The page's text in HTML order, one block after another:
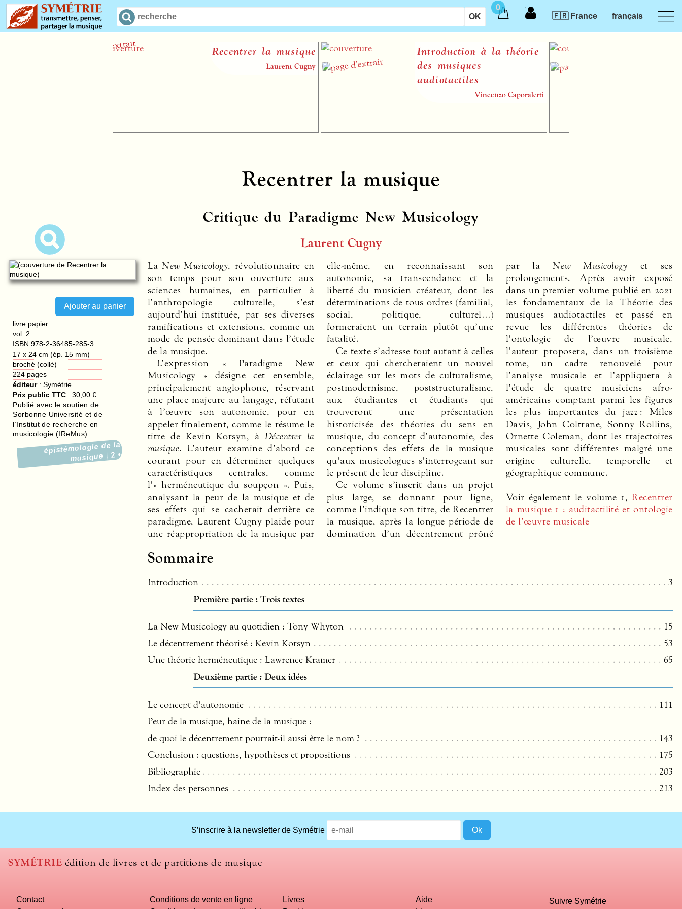
0
🇫🇷 France
français
Recentrer la musique
Laurent Cugny
Introduction à la théorie
des musiques
audiotactiles
Vincenzo Caporaletti
Recentrer la musique
Critique du Paradigme New Musicology
Laurent Cugny
livre papier
vol. 2
ISBN 978-2-36485-285-3
17 x 24 cm (ép. 15 mm)
broché (collé)
224 pages
éditeur:Symétrie
Prix public TTC :30,00 €
Publié avec le soutien de
Sorbonne Université et de
l’Institut de recherche en
musicologie (IReMus)
épistémologie de la
musique 2
LaNew Musicology, révolutionnaire en
son temps pour son ouverture aux
sciences humaines, en particulier à
l’anthropologie culturelle, s’est
aujourd’hui instituée, par ses diverses
ramifications et extensions, comme un
mode de pensée dominant dans l’étude
de la musique.
L’expression « Paradigme New
Musicology » désigne cet ensemble,
principalement anglophone, réservant
une place majeure au langage, réfutant
à l’œuvre son autonomie, pour en
appeler finalement, comme le résume le
titre de Kevin Korsyn, à Décentrer la
musique. L’auteur examine d’abord ce
courant pour en déterminer quelques
caractéristiques centrales, comme
l’« herméneutique du soupçon ». Puis,
analysant la peur de la musique et de
ses effets qui se cacherait derrière ce
paradigme, Laurent Cugny plaide pour
une réappropriation de la musique par
elle-même, en reconnaissant son
autonomie, sa transcendance et la
liberté du musicien créateur, dont les
déterminations de tous ordres (familial,
social, politique, culturel…)
formeraient un terrain plutôt qu’une
fatalité.
Ce texte s’adresse tout autant à celles
et ceux qui chercheraient un nouvel
éclairage sur les mots de culturalisme,
postmodernisme, poststructuralisme,
aux étudiantes et étudiants qui
trouveront une présentation
historicisée des théories du sens en
musique, du concept d’autonomie, des
conceptions des effets de la musique
qu’aux musicologues s’interrogeant sur
le présent de leur discipline.
Ce volume s’inscrit dans un projet
plus large, se donnant pour ligne,
comme l’indique son titre, de Recentrer
la musique, après la longue période de
domination d’un décentrement prôné
par laNew Musicology et ses
prolongements. Après avoir exposé
dans un premier volume publié en 2021
les fondamentaux de la Théorie des
musiques audiotactiles et passé en
revue les différentes théories de
l’ontologie de l’œuvre musicale,
l’auteur proposera, dans un troisième
tome, un cadre renouvelé pour
l’analyse musicale et l’appliquera à
l’étude de quatre musiciens afro-
américains comptant parmi les figures
les plus importantes du jazz : Miles
Davis, John Coltrane, Sonny Rollins,
Ornette Coleman, dont les trajectoires
musicales sont différentes malgré une
origine culturelle, temporelle et
géographique commune.
Voir également le volume 1,Recentrer
la musique 1 : auditactilité et ontologie
de l’œuvre musicale
Sommaire
Introduction
3
Première partie : Trois textes
La New Musicology au quotidien : Tony Whyton
15
Le décentrement théorisé : Kevin Korsyn
53
Une théorie herméneutique : Lawrence Kramer
65
Deuxième partie : Deux idées
Le concept d’autonomie
111
Peur de la musique, haine de la musique :
de quoi le décentrement pourrait-il aussi être le nom ?
143
Conclusion : questions, hypothèses et propositions
175
Bibliographie
203
Index des personnes
213
S’inscrire à la newsletter de Symétrie
SYMÉTRIE édition de livres et de partitions de musique
Contact
Conditions de vente en ligne
Livres
Aide
Suivre Symétrie